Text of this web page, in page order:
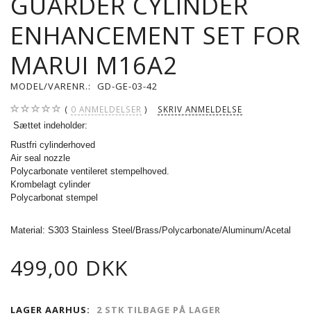
ENHANCEMENT SET FOR
MARUI M16A2
MODEL/VARENR.: GD-GE-03-42
0 ANMELDELSER SKRIV ANMELDELSE
Sættet indeholder:
Rustfri cylinderhoved
Air seal nozzle
Polycarbonate ventileret stempelhoved.
Krombelagt cylinder
Polycarbonat stempel
Material: S303 Stainless Steel/Brass/Polycarbonate/Aluminum/Acetal
499,00 DKK
LAGER AARHUS:
2 STK TILBAGE PÅ LAGER